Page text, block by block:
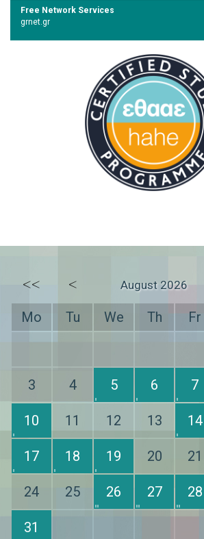
Free Network Services
grnet.gr
<< < August 2026
Mo Tu We Th Fr
3 4 5 6 7
10 11 12 13 14
17 18 19 20 21
24 25 26 27 28
31